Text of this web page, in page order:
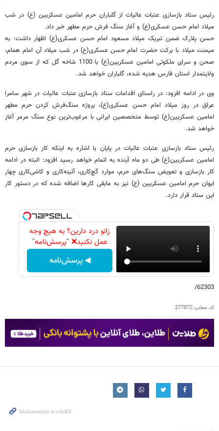
رئیس ستاد بازسازی عتبات عالیات از گلباران حرم امامین عسکریین (ع) در شب
میلاد امام حسن عسکری(ع) و آغاز سنگ فرش حرم مطهر خبر داد.
حسن پلارک ضمن تبریک میلاد مسعود امام حسن عسکری(ع) اظهار داشت: به
میمنت میلاد با برکت حضرت امام حسن عسکری(ع) در شب میلاد آن امام همام،
صحن و سرای ملکوتی امامین عسکریین(ع) با 1100 شاخه گل که از سوی مردم
ولایتمدار استان فارس هدیه شده، گلباران خواهد شد.
وی در ادامه افزود: در راستای اقدامات ستاد بازسازی عتبات عالیات در شهر سامرا
عراق در روز میلاد امام حسن عسکری(ع)، پروژه سنگ‌فرش کردن حرم مطهر
امامین عسکریین(ع) توسط متخصصین ایرانی با مرغوب‌ترین نوع سنگ مرمر آغاز
خواهد شد.
رئیس ستاد بازسازی عتبات عالیات در پایان با اشاره به اینکه کار بازسازی حرم
امامین عسکریین(ع) طی دو ماه آینده به اتمام خواهد رسید افزود: البته در ادامه
کار بازسازی و تعویض سنگ‌های حرم، موارد گچ‌کاری، آئینه‌کاری و کاشی‌کاری چهار
ایوان حرم امامین عسکریین (ع) نیز به مابقی کارها اضافه شده که در دستور کار
این ستاد قرار دارد.
زانو درد دارین؟ به هیچ وجه
عمل نکنید❌ "پرسش‌نامه"
◀ پرسش‌نامه
62303/
کد مطلب277872